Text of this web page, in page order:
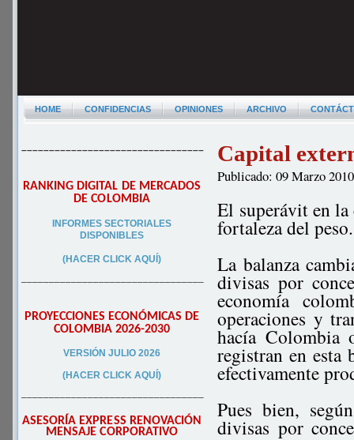
HOME CONFIDENCIAS OPINIONES ARCHIVO
–––––––––––––––––––––––––––––––––
RANKING DIGITAL DE MERCADOS
DE COLOMBIA
INFORMES SECTORIALES
DISPONIBLES
(HACER CLICK AQUÍ)
–––––––––––––––––––––––––––––––––
PROYECCIONES ECONÓMICAS DE
COLOMBIA 2026-2030
VERSIÓN JULIO 2026
(HACER CLICK AQUÍ)
–––––––––––––––––––––––––––––––––
ASESORÍA EXPRESS RENOVACIÓN
MENSAJE CORPORATIVO
Capital
Publicado: 09 Marzo 2010
El superávit en la
fortaleza del peso.
La balanza
divisas por
economía
operaciones y
hacía Colombia
registran en esta
efectivamente
Pues bien,
divisas por